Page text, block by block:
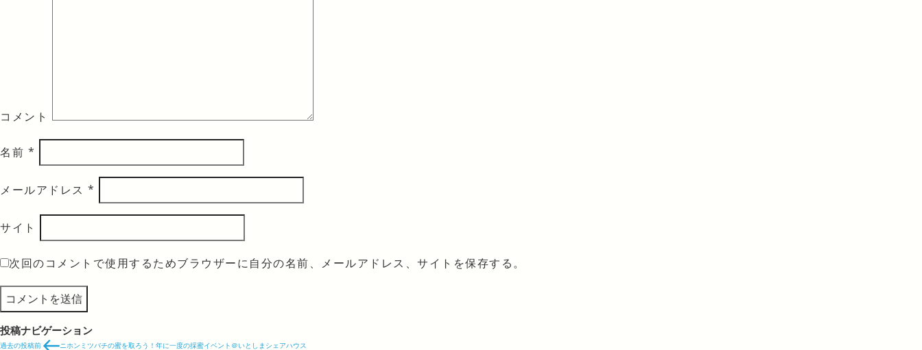
コメント
名前 *
メールアドレス *
サイト
次回のコメントで使用するためブラウザーに自分の名前、メールアドレス、サイトを保存する。
投稿ナビゲーション
過去の投稿前 ニホンミツバチの蜜を取ろう！年に一度の採蜜イベント＠いとしまシェアハウス